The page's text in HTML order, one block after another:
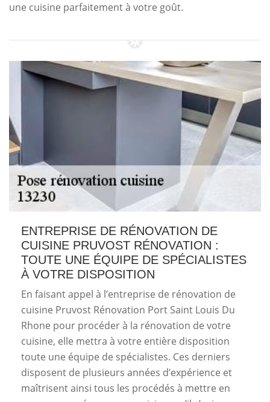
une cuisine parfaitement à votre goût.
ENTREPRISE DE RÉNOVATION DE
CUISINE PRUVOST RÉNOVATION :
TOUTE UNE ÉQUIPE DE SPÉCIALISTES
À VOTRE DISPOSITION
En faisant appel à l’entreprise de rénovation de
cuisine Pruvost Rénovation Port Saint Louis Du
Rhone pour procéder à la rénovation de votre
cuisine, elle mettra à votre entière disposition
toute une équipe de spécialistes. Ces derniers
disposent de plusieurs années d’expérience et
maîtrisent ainsi tous les procédés à mettre en